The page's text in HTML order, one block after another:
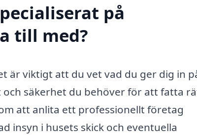
på
till med?
är viktigt att du vet vad du ger dig in
och säkerhet du behöver för att fatta
att anlita ett professionellt företag
insyn i husets skick och eventuella